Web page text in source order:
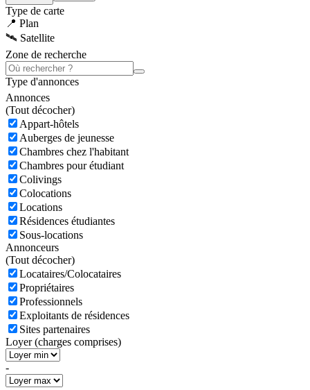
Type de carte
📍 Plan
🛰️ Satellite
Zone de recherche
Type d'annonces
Annonces
(Tout décocher)
Appart-hôtels
Auberges de jeunesse
Chambres chez l'habitant
Chambres pour étudiant
Colivings
Colocations
Locations
Résidences étudiantes
Sous-locations
Annonceurs
(Tout décocher)
Locataires/Colocataires
Propriétaires
Professionnels
Exploitants de résidences
Sites partenaires
Loyer (charges comprises)
-